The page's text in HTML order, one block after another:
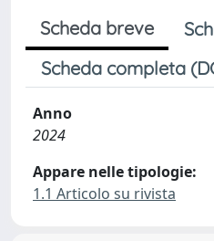
Scheda breve
Scheda completa
Anno
2024
Appare nelle tipologie:
1.1 Articolo su rivista